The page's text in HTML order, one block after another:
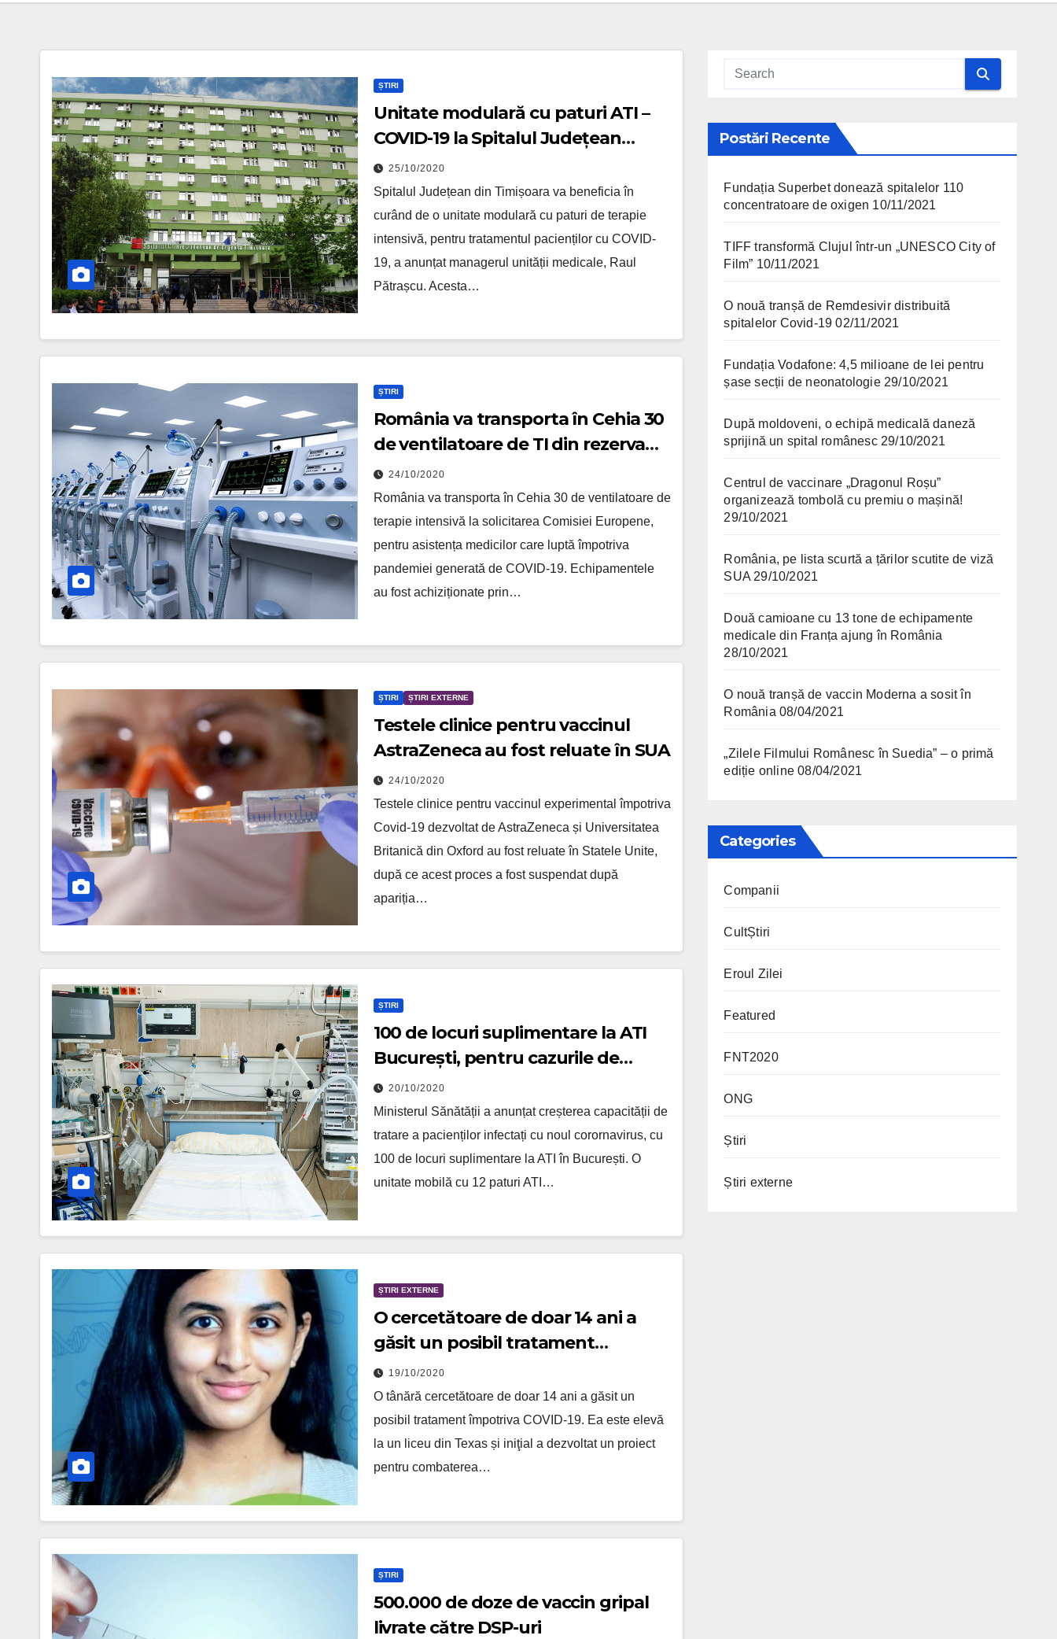
ȘTIRI
Unitate modulară cu paturi ATI –
COVID-19 la Spitalul Județean
Timișoara
25/10/2020
Spitalul Județean din Timișoara va beneficia în
curând de o unitate modulară cu paturi de terapie
intensivă, pentru tratamentul pacienților cu COVID-
19, a anunțat managerul unității medicale, Raul
Pătrașcu. Acesta…
ȘTIRI
România va transporta în Cehia 30
de ventilatoare de TI din rezerva
rescEU
24/10/2020
România va transporta în Cehia 30 de ventilatoare de
terapie intensivă la solicitarea Comisiei Europene,
pentru asistența medicilor care luptă împotriva
pandemiei generată de COVID-19. Echipamentele
au fost achiziționate prin…
ȘTIRI ȘTIRI EXTERNE
Testele clinice pentru vaccinul
AstraZeneca au fost reluate în SUA
24/10/2020
Testele clinice pentru vaccinul experimental împotriva
Covid-19 dezvoltat de AstraZeneca și Universitatea
Britanică din Oxford au fost reluate în Statele Unite,
după ce acest proces a fost suspendat după
apariția…
ȘTIRI
100 de locuri suplimentare la ATI
București, pentru cazurile de
COVID-19
20/10/2020
Ministerul Sănătății a anunțat creșterea capacității de
tratare a pacienților infectați cu noul corornavirus, cu
100 de locuri suplimentare la ATI în București. O
unitate mobilă cu 12 paturi ATI…
ȘTIRI EXTERNE
O cercetătoare de doar 14 ani a
găsit un posibil tratament
împotriva COVID-19
19/10/2020
O tânără cercetătoare de doar 14 ani a găsit un
posibil tratament împotriva COVID-19. Ea este elevă
la un liceu din Texas și iniţial a dezvoltat un proiect
pentru combaterea…
ȘTIRI
500.000 de doze de vaccin gripal
livrate către DSP-uri
Postări Recente
Fundația Superbet donează spitalelor 110
concentratoare de oxigen 10/11/2021
TIFF transformă Clujul într-un „UNESCO City of
Film” 10/11/2021
O nouă tranșă de Remdesivir distribuită
spitalelor Covid-19 02/11/2021
Fundația Vodafone: 4,5 milioane de lei pentru
șase secții de neonatologie 29/10/2021
După moldoveni, o echipă medicală daneză
sprijină un spital românesc 29/10/2021
Centrul de vaccinare „Dragonul Roșu”
organizează tombolă cu premiu o mașină!
29/10/2021
România, pe lista scurtă a țărilor scutite de viză
SUA 29/10/2021
Două camioane cu 13 tone de echipamente
medicale din Franța ajung în România
28/10/2021
O nouă tranșă de vaccin Moderna a sosit în
România 08/04/2021
„Zilele Filmului Românesc în Suedia” – o primă
ediție online 08/04/2021
Categories
Companii
CultȘtiri
Eroul Zilei
Featured
FNT2020
ONG
Știri
Știri externe